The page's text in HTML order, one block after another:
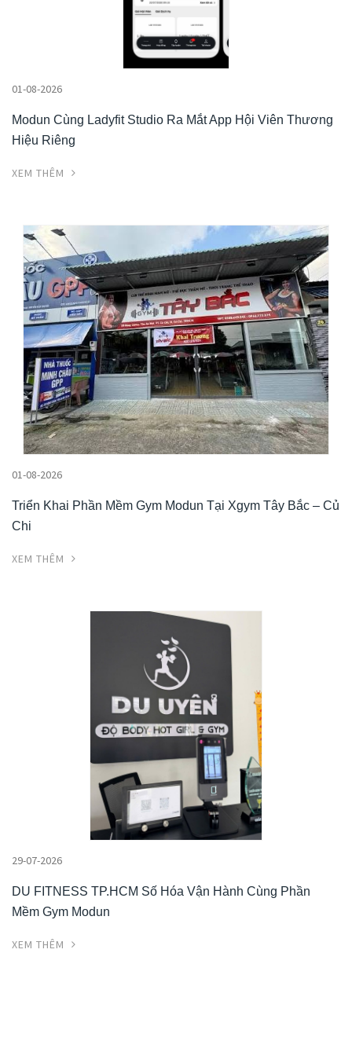
01-08-2026
Modun Cùng Ladyfit Studio Ra Mắt App Hội Viên Thương
Hiệu Riêng
XEM THÊM
01-08-2026
Triển Khai Phần Mềm Gym Modun Tại Xgym Tây Bắc – Củ
Chi
XEM THÊM
29-07-2026
DU FITNESS TP.HCM Số Hóa Vận Hành Cùng Phần
Mềm Gym Modun
XEM THÊM